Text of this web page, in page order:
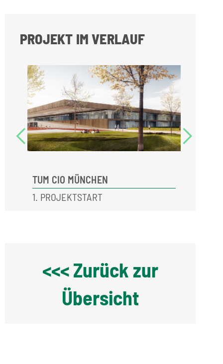
PROJEKT IM VERLAUF
TUM CIO MÜNCHEN
1. PROJEKTSTART
<<< Zurück zur
Übersicht